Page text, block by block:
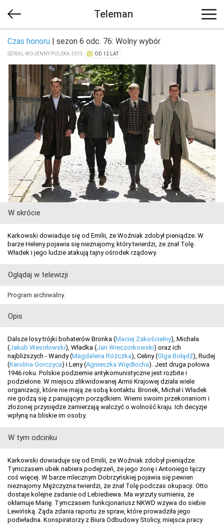
Teleman
Czas honoru | sezon 6 odc. 76: Wolny wybór
SERIAL WOJENNY POLSKA 2013 OD 12 LAT
W skrócie
Karkowski dowiaduje się od Emilii, że Woźniak zdobył pieniądze. W
barze Heleny pojawia się nieznajomy, który twierdzi, że znał Tolę.
Władek i jego ludzie atakują tajny ośrodek rządowy.
Oglądaj w telewizji
Program archiwalny.
Opis
Dalsze losy trójki bohaterów Bronka (Maciej Zakościelny), Michała
(Jakub Wesołowski), Władka (Jan Wieczorkowski) oraz ich
najbliższych - Wandy (Magdalena Różczka), Celiny (Olga Bołądź), Rudej
(Karolina Gorczyca) i Leny (Agnieszka Więdłocha). Jest druga połowa
1946 roku. Polskie podziemie antykomunistyczne jest rozbite i
podzielone. W miejscu zlikwidowanej Armii Krajowej działa wiele
organizacji, które nie mają ze sobą kontaktu. Bronek, Michał i Władek
nie godzą się z panującym porządkiem. Wierni swoim przekonaniom i
złożonej przysiędze zamierzają walczyć o wolność kraju. Ich decyzje
wpłyną na bliskie im osoby.
W tym odcinku
Karkowski dowiaduje się od Emilii, że Woźniak zdobył pieniądze.
Tymczasem ubek nabiera podejrzeń, że jego żonę i Antoniego łączy
coś więcej. W barze mlecznym Dobrzyńskiej pojawia się pewien
nieznajomy. Mężczyzna twierdzi, że znał Tolę podczas okupacji. Otto
dostaje kolejne zadanie od Lebiediewa. Ma wyrzuty sumienia, że
okłamuje Marię. Tymczasem funkcjonariusz NKWD wzywa do siebie
Lewińską. Żąda zdania raportu ze spraw, które prowadziła jego
podwładna. Konspiratorzy z Biura Odbudowy Stolicy, miejsca pracy